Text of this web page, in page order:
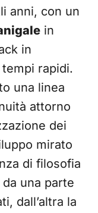
anni, con un
in
in
rapidi.
una linea
attorno
dei
mirato
di filosofia
una parte
dall’altra la